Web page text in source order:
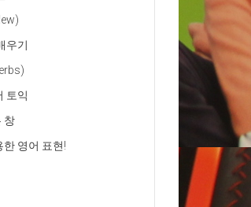
우기
토익
창
영어 표현!